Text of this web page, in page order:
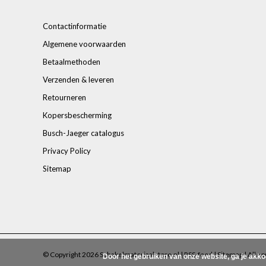
Contactinformatie
Algemene voorwaarden
Betaalmethoden
Verzenden & leveren
Retourneren
Kopersbescherming
Busch-Jaeger catalogus
Privacy Policy
Sitemap
© Copyright 2026 Schakelmateriaalstore.nl |RSS-feed|Sitemap| Alle
Door het gebruiken van onze website, ga je